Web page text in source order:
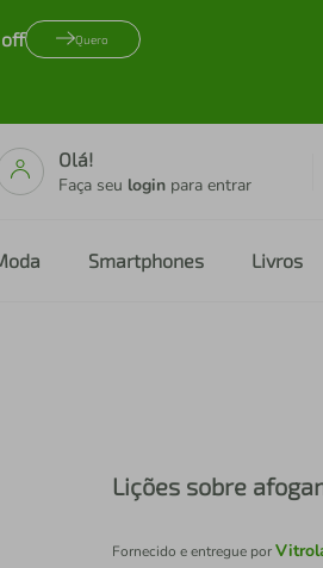
Quero
Olá!
Faça seu login para entrar
Smartphones Livros
Lições sobre
Fornecido e entregue por